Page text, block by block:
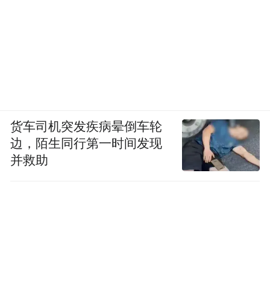
货车司机突发疾病晕倒车轮
边，陌生同行第一时间发现
并救助